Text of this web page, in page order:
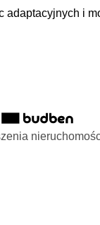
adaptacyjnych i